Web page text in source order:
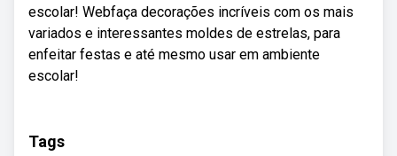
escolar! Webfaça decorações incríveis com os mais
variados e interessantes moldes de estrelas, para
enfeitar festas e até mesmo usar em ambiente
escolar!
Tags